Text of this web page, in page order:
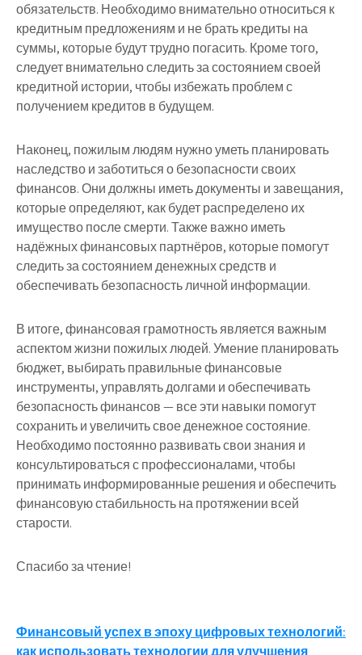
обязательств. Необходимо внимательно относиться к
кредитным предложениям и не брать кредиты на
суммы, которые будут трудно погасить. Кроме того,
следует внимательно следить за состоянием своей
кредитной истории, чтобы избежать проблем с
получением кредитов в будущем.
Наконец, пожилым людям нужно уметь планировать
наследство и заботиться о безопасности своих
финансов. Они должны иметь документы и завещания,
которые определяют, как будет распределено их
имущество после смерти. Также важно иметь
надёжных финансовых партнёров, которые помогут
следить за состоянием денежных средств и
обеспечивать безопасность личной информации.
В итоге, финансовая грамотность является важным
аспектом жизни пожилых людей. Умение планировать
бюджет, выбирать правильные финансовые
инструменты, управлять долгами и обеспечивать
безопасность финансов — все эти навыки помогут
сохранить и увеличить свое денежное состояние.
Необходимо постоянно развивать свои знания и
консультироваться с профессионалами, чтобы
принимать информированные решения и обеспечить
финансовую стабильность на протяжении всей
старости.
Спасибо за чтение!
Навигация
Финансовый успех в эпоху цифровых технологий:
как использовать технологии для улучшения